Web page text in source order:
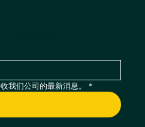
我们公司的最新消息。 *